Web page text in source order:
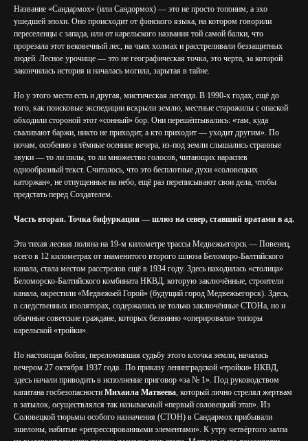
Название «Сандармох» (или Сандормох) — это не просто топоним, а эхо
ушедшей эпохи. Оно происходит от финского языка, на котором говорили
переселенцы с запада, или от карельского названия той самой балки, что
прорезала этот вековечный лес, на чьих холмах и расстреливали беззащитных
людей. Лесное урочище — это не географическая точка, это черта, за которой
закончилась история и началась могила, зарытая в тайне.
Но у этого места есть и другая, мистическая легенда. В 1990-х годах, ещё до
того, как поисковые экспедиции вскрыли землю, местные старожилы с опаской
обходили стороной этот «сонный» бор. Они перешёптывались: «там, куда
сваливают баржи, никто не приходит, а кто приходит — уходит другим». По
ночам, особенно в тёмные осенние вечера, из-под земли слышались странные
звуки — то ли пилы, то ли множество голосов, читающих нараспев
однообразный текст. Считалось, что это бесплотные духи «соловецких
каторжан», не отпущенные на небо, ещё раз переписывают свои дела, чтобы
предстать перед Создателем.
Часть вторая. Точка бифуркации — шлюз на север, ставший вратами в ад.
Эта тихая лесная поляна на 19-м километре трассы Медвежьегорск — Повенец,
всего в 12 километрах от знаменитого второго шлюза Беломоро-Балтийского
канала, стала местом расстрелов ещё в 1934 году. Здесь находилась «столица»
Беломорско-Балтийского комбината НКВД, которую заключённые, строители
канала, окрестили «Медвежьей Горой» (будущий город Медвежьегорск). Здесь,
в следственных изоляторах, содержались не только заключённые СТОНа, но и
обычные советские граждане, которых безвинно «оперировали» топоры
карельской «тройки».
Но настоящая бойня, переломившая судьбу этого клочка земли, началась
вечером 27 октября 1937 года . По приказу ленинградской «тройки» НКВД,
здесь начали приводить в исполнение приговор «за № 1». Под руководством
капитана госбезопасности Михаила Матвеева, который лично стрелял жертвам
в затылок, осуществлялся так называемый «первый соловецкий этап». Из
Соловецкой тюрьмы особого назначения (СТОН) в Сандармох прибывали
эшелоны, набитые «репрессированными элементами». К утру четвёртого залпа